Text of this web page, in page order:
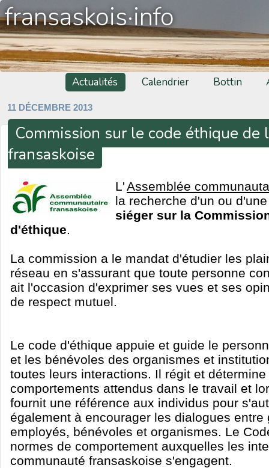
fransaskois·info
Actualités Calendrier Bottin
11 DÉCEMBRE 2013
Commission sur le code éthique de
fransaskoise
L'Assemblée
la recherche d'un ou
siéger sur la
d'éthique.
La commission a le mandat d'étudier les
réseau en s'assurant que toute personne
ait l'occasion d'exprimer ses vues et ses
de respect mutuel.
Le code d'éthique appuie et guide le
et les bénévoles des organismes et
toutes leurs interactions. Il régit et
comportements attendus dans le travail et
fournit une référence aux individus pour
également à encourager les dialogues entre
employés, bénévoles et organismes. Le
normes de comportement auxquelles les
communauté fransaskoise s'engagent.